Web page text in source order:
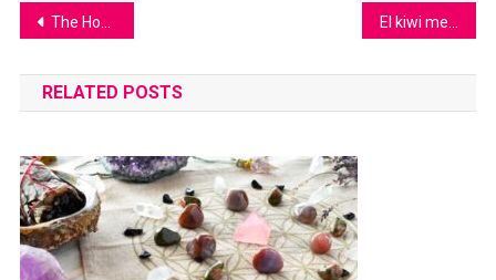
Navegación
de
entradas
The House of Suits, portada en Varieties Magazine
RELATED POSTS